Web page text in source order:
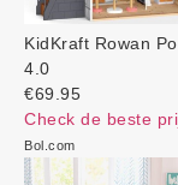
KidKraft Rowan
4.0
€69.95
Check de beste
Bol.com